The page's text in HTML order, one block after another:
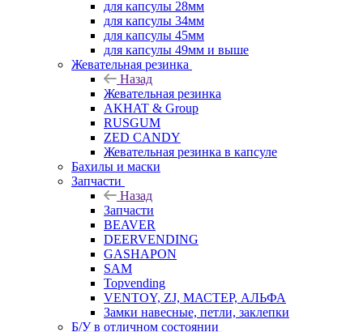
для капсулы 28мм
для капсулы 34мм
для капсулы 45мм
для капсулы 49мм и выше
Жевательная резинка
Назад
Жевательная резинка
AKHAT & Group
RUSGUM
ZED CANDY
Жевательная резинка в капсуле
Бахилы и маски
Запчасти
Назад
Запчасти
BEAVER
DEERVENDING
GASHAPON
SAM
Topvending
VENTOY, ZJ, МАСТЕР, АЛЬФА
Замки навесные, петли, заклепки
Б/У в отличном состоянии